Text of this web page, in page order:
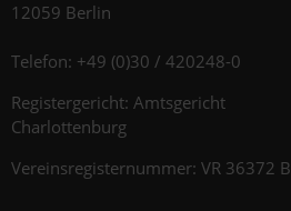
12059 Berlin
Telefon: +49 (0)30 / 420248-0
Registergericht: Amtsgericht
Charlottenburg
Vereinsregisternummer: VR 36372 B